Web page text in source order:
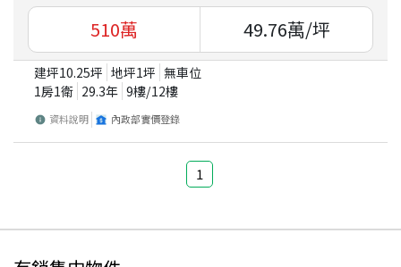
510萬 49.76萬/坪
建坪10.25坪 地坪1坪 無車位
1房1衛 29.3年 9樓/12樓
資料說明 內政部實價登錄
1